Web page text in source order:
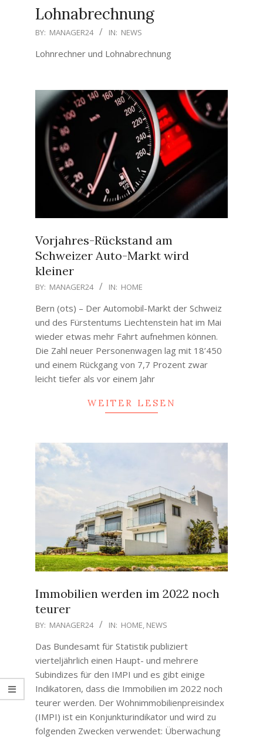
Lohnabrechnung
2023-
01
BY: MANAGER24 IN: NEWS
Lohnrechner und Lohnabrechnung
Vorjahres-Rückstand am
Schweizer Auto-Markt wird
kleiner
2022-
05
BY: MANAGER24 IN: HOME
Bern (ots) – Der Automobil-Markt der Schweiz
und des Fürstentums Liechtenstein hat im Mai
wieder etwas mehr Fahrt aufnehmen können.
Die Zahl neuer Personenwagen lag mit 18’450
und einem Rückgang von 7,7 Prozent zwar
leicht tiefer als vor einem Jahr
WEITER LESEN
Immobilien werden im 2022 noch
teurer
2022-
04
BY: MANAGER24 IN: HOME, NEWS
Das Bundesamt für Statistik publiziert
vierteljährlich einen Haupt- und mehrere
Subindizes für den IMPI und es gibt einige
Indikatoren, dass die Immobilien im 2022 noch
teurer werden. Der Wohnimmobilienpreisindex
(IMPI) ist ein Konjunkturindikator und wird zu
folgenden Zwecken verwendet: Überwachung